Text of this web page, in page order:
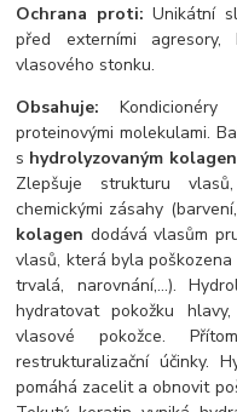
Ochrana proti:Unikátní
před externími
vlasového stonku.
Obsahuje:
proteinovými molekulami.
s hydrolyzovaným
Zlepšuje strukturu
chemickými zásahy
kolagen dodává vlasům
vlasů, která byla
trvalá, narovnání,...).
hydratovat pokožku
vlasové pokožce.
restrukturalizační účinky.
pomáhá zacelit a obnovit